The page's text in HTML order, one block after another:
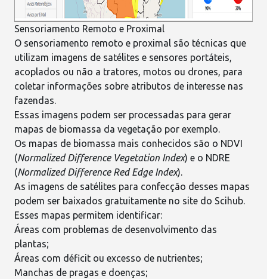
Sensoriamento Remoto e Proximal
O sensoriamento remoto e proximal são técnicas que
utilizam imagens de satélites e sensores portáteis,
acoplados ou não a tratores, motos ou drones, para
coletar informações sobre atributos de interesse nas
fazendas.
Essas imagens podem ser processadas para gerar
mapas de biomassa da vegetação por exemplo.
Os mapas de biomassa mais conhecidos são o NDVI
(Normalized Difference Vegetation Index) e o NDRE
(Normalized Difference Red Edge Index).
As imagens de satélites para confecção desses mapas
podem ser baixados gratuitamente no site do Scihub.
Esses mapas permitem identificar:
Áreas com problemas de desenvolvimento das
plantas;
Áreas com déficit ou excesso de nutrientes;
Manchas de pragas e doenças;